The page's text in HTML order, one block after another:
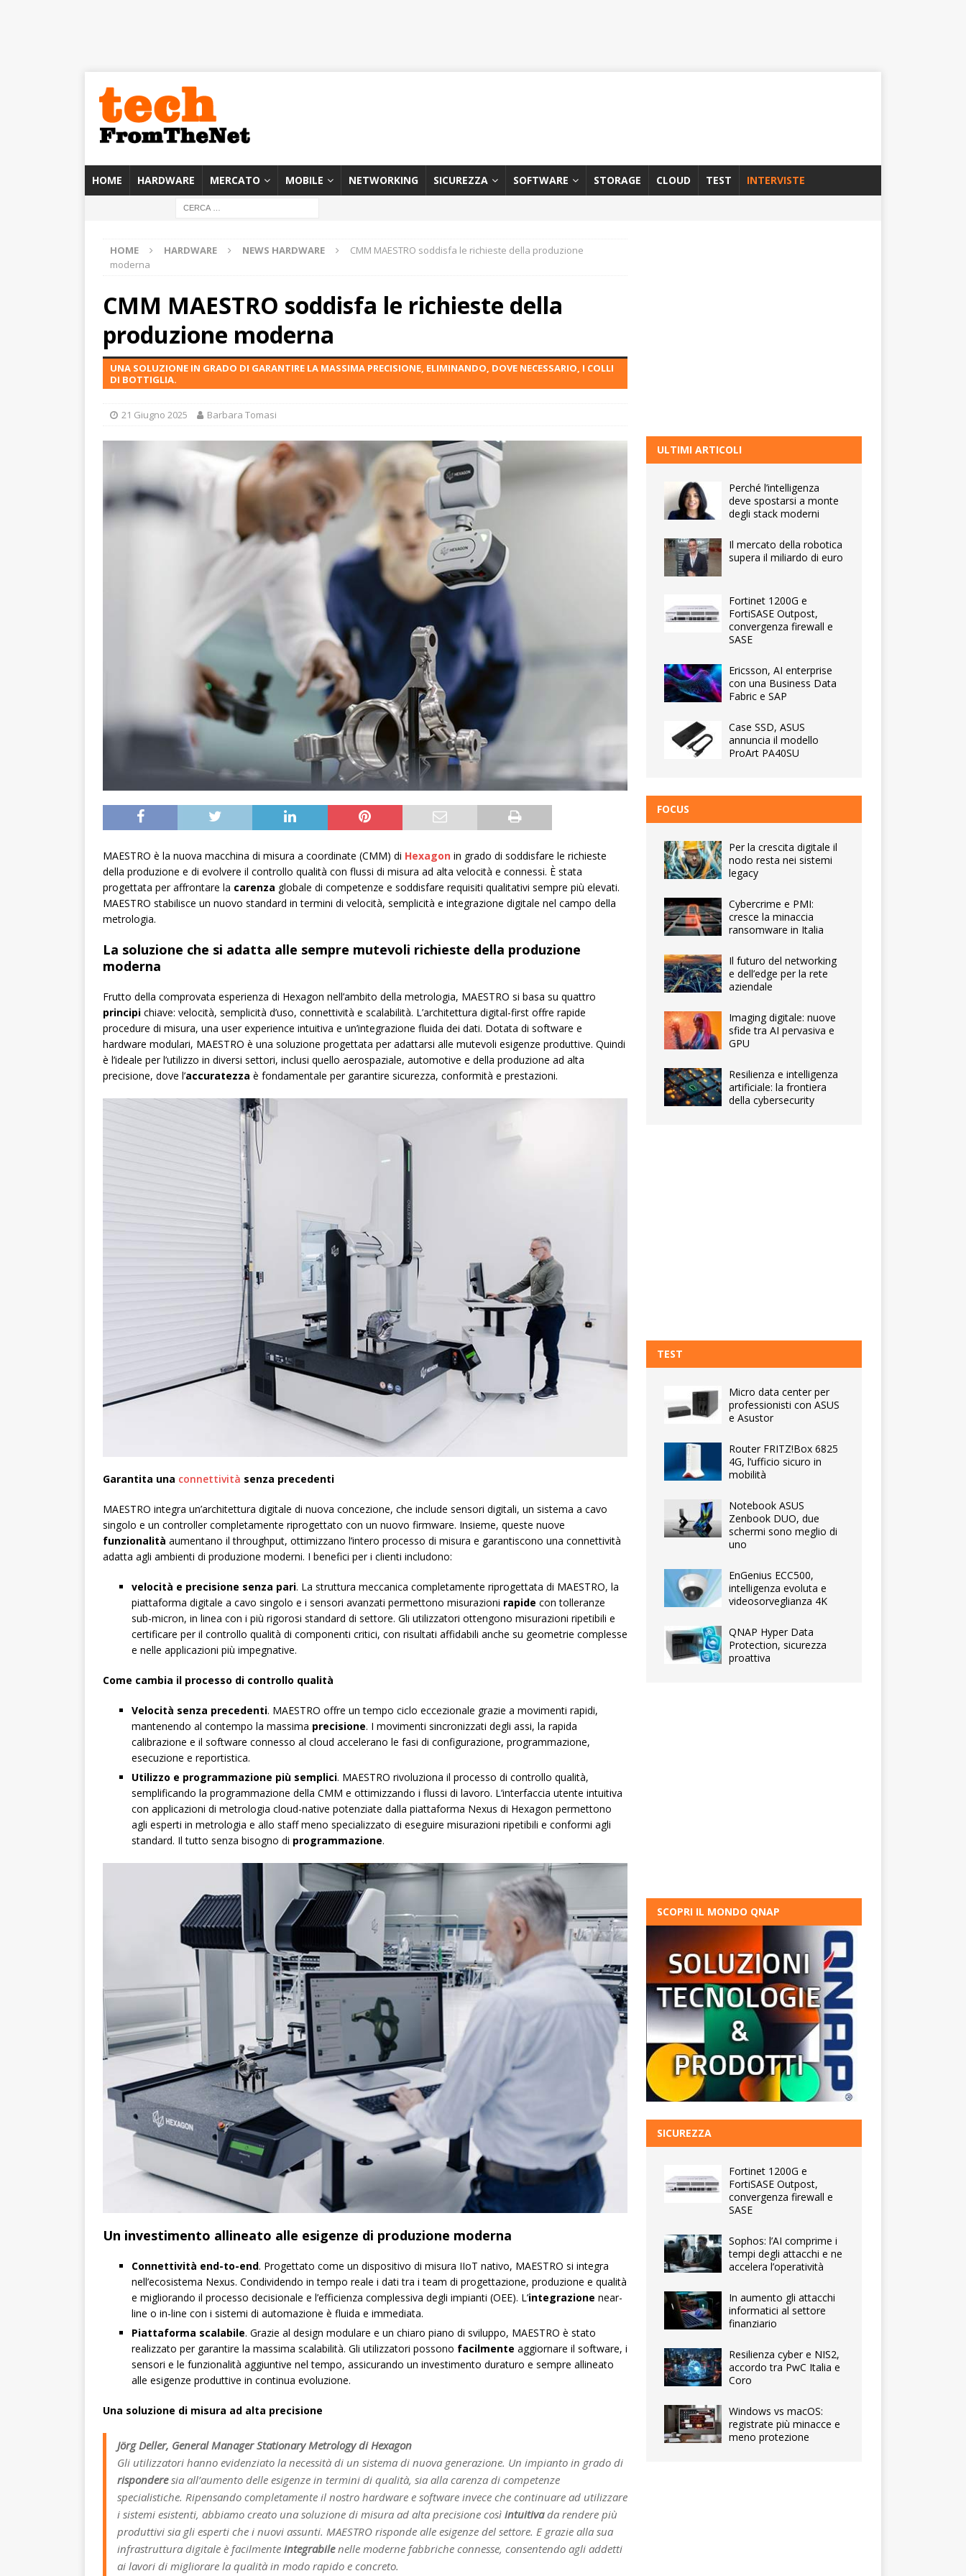
HOME HARDWARE MERCATO MOBILE NETWORKING SICUREZZA SOFTWARE STORAGE CLOUD TEST INTERVISTE
HOME HARDWARE NEWS HARDWARE
CMM MAESTRO soddisfa le richieste della produzione
moderna
CMM MAESTRO soddisfa le richieste della
produzione moderna
UNA SOLUZIONE IN GRADO DI GARANTIRE LA MASSIMA PRECISIONE, ELIMINANDO, DOVE NECESSARIO, I COLLI
DI BOTTIGLIA.
21 Giugno 2025 Barbara Tomasi
MAESTRO è la nuova macchina di misura a coordinate (CMM) di Hexagon in grado di soddisfare le richieste
della produzione e di evolvere il controllo qualità con flussi di misura ad alta velocità e connessi. È stata
progettata per affrontare la carenza globale di competenze e soddisfare requisiti qualitativi sempre più elevati.
MAESTRO stabilisce un nuovo standard in termini di velocità, semplicità e integrazione digitale nel campo della
metrologia.
La soluzione che si adatta alle sempre mutevoli richieste della produzione
moderna
Frutto della comprovata esperienza di Hexagon nell’ambito della metrologia, MAESTRO si basa su quattro
principi chiave: velocità, semplicità d’uso, connettività e scalabilità. L’architettura digital-first offre rapide
procedure di misura, una user experience intuitiva e un’integrazione fluida dei dati. Dotata di software e
hardware modulari, MAESTRO è una soluzione progettata per adattarsi alle mutevoli esigenze produttive. Quindi
è l’ideale per l’utilizzo in diversi settori, inclusi quello aerospaziale, automotive e della produzione ad alta
precisione, dove l’accuratezza è fondamentale per garantire sicurezza, conformità e prestazioni.
Garantita una connettività senza precedenti
MAESTRO integra un’architettura digitale di nuova concezione, che include sensori digitali, un sistema a cavo
singolo e un controller completamente riprogettato con un nuovo firmware. Insieme, queste nuove
funzionalità aumentano il throughput, ottimizzano l’intero processo di misura e garantiscono una connettività
adatta agli ambienti di produzione moderni. I benefici per i clienti includono:
velocità e precisione senza pari. La struttura meccanica completamente riprogettata di MAESTRO, la
piattaforma digitale a cavo singolo e i sensori avanzati permettono misurazioni rapide con tolleranze
sub-micron, in linea con i più rigorosi standard di settore. Gli utilizzatori ottengono misurazioni ripetibili e
certificare per il controllo qualità di componenti critici, con risultati affidabili anche su geometrie complesse
e nelle applicazioni più impegnative.
Come cambia il processo di controllo qualità
Velocità senza precedenti. MAESTRO offre un tempo ciclo eccezionale grazie a movimenti rapidi,
mantenendo al contempo la massima precisione. I movimenti sincronizzati degli assi, la rapida
calibrazione e il software connesso al cloud accelerano le fasi di configurazione, programmazione,
esecuzione e reportistica.
Utilizzo e programmazione più semplici. MAESTRO rivoluziona il processo di controllo qualità,
semplificando la programmazione della CMM e ottimizzando i flussi di lavoro. L’interfaccia utente intuitiva
con applicazioni di metrologia cloud-native potenziate dalla piattaforma Nexus di Hexagon permettono
agli esperti in metrologia e allo staff meno specializzato di eseguire misurazioni ripetibili e conformi agli
standard. Il tutto senza bisogno di programmazione.
Un investimento allineato alle esigenze di produzione moderna
Connettività end-to-end. Progettato come un dispositivo di misura IIoT nativo, MAESTRO si integra
nell’ecosistema Nexus. Condividendo in tempo reale i dati tra i team di progettazione, produzione e qualità
e migliorando il processo decisionale e l’efficienza complessiva degli impianti (OEE). L’integrazione near-
line o in-line con i sistemi di automazione è fluida e immediata.
Piattaforma scalabile. Grazie al design modulare e un chiaro piano di sviluppo, MAESTRO è stato
realizzato per garantire la massima scalabilità. Gli utilizzatori possono facilmente aggiornare il software, i
sensori e le funzionalità aggiuntive nel tempo, assicurando un investimento duraturo e sempre allineato
alle esigenze produttive in continua evoluzione.
Una soluzione di misura ad alta precisione
Jörg Deller, General Manager Stationary Metrology di Hexagon
Gli utilizzatori hanno evidenziato la necessità di un sistema di nuova generazione. Un impianto in grado di
risponderesia all’aumento delle esigenze in termini di qualità, sia alla carenza di competenze
specialistiche. Ripensando completamente il nostro hardware e software invece che continuare ad utilizzare
i sistemi esistenti, abbiamo creato una soluzione di misura ad alta precisione così intuitivada rendere più
produttivi sia gli esperti che i nuovi assunti. MAESTRO risponde alle esigenze del settore. E grazie alla sua
infrastruttura digitale è facilmente integrabilenelle moderne fabbriche connesse, consentendo agli addetti
ai lavori di migliorare la qualità in modo rapido e concreto.
ULTIMI ARTICOLI
Perché l’intelligenza
deve spostarsi a monte
degli stack moderni
Il mercato della robotica
supera il miliardo di euro
Fortinet 1200G e
FortiSASE Outpost,
convergenza firewall e
SASE
Ericsson, AI enterprise
con una Business Data
Fabric e SAP
Case SSD, ASUS
annuncia il modello
ProArt PA40SU
FOCUS
Per la crescita digitale il
nodo resta nei sistemi
legacy
Cybercrime e PMI:
cresce la minaccia
ransomware in Italia
Il futuro del networking
e dell’edge per la rete
aziendale
Imaging digitale: nuove
sfide tra AI pervasiva e
GPU
Resilienza e intelligenza
artificiale: la frontiera
della cybersecurity
TEST
Micro data center per
professionisti con ASUS
e Asustor
Router FRITZ!Box 6825
4G, l’ufficio sicuro in
mobilità
Notebook ASUS
Zenbook DUO, due
schermi sono meglio di
uno
EnGenius ECC500,
intelligenza evoluta e
videosorveglianza 4K
QNAP Hyper Data
Protection, sicurezza
proattiva
SCOPRI IL MONDO QNAP
SICUREZZA
Fortinet 1200G e
FortiSASE Outpost,
convergenza firewall e
SASE
Sophos: l’AI comprime i
tempi degli attacchi e ne
accelera l’operatività
In aumento gli attacchi
informatici al settore
finanziario
Resilienza cyber e NIS2,
accordo tra PwC Italia e
Coro
Windows vs macOS:
registrate più minacce e
meno protezione